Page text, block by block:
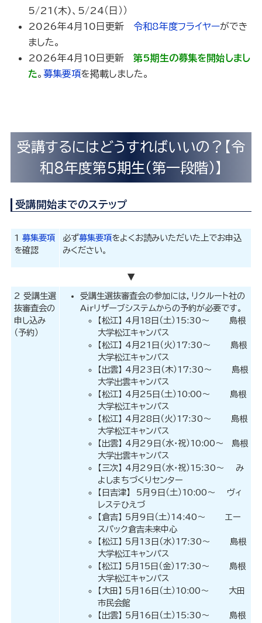
5/21(木)、5/24（日））
2026年4月10日更新 令和8年度フライヤーができ
ました。
2026年4月10日更新 第5期生の募集を開始しまし
た。 募集要項を掲載しました。
受講するにはどうすればいいの？【令
和８年度第５期生（第一段階）】
受講開始までのステップ
1 募集要項
を確認
必ず募集要項をよくお読みいただいた上でお申込
みください。
▼
2 受講生選
抜審査会の
申し込み
（予約）
受講生選抜審査会の参加には，リクルート社の
Airリザーブシステムからの予約が必要です。
【松江】 4月18日（土）15:30～ 島根
大学松江キャンパス
【松江】 4月21日（火）17:30～ 島根
大学松江キャンパス
【出雲】 4月23日（木）17:30～ 島根
大学出雲キャンパス
【松江】 4月25日（土）10:00～ 島根
大学松江キャンパス
【松江】 4月28日（火）17:30～ 島根
大学松江キャンパス
【出雲】 4月29日（水・祝）10:00～ 島根
大学出雲キャンパス
【三次】 4月29日（水・祝）15:30～ み
よしまちづくりセンター
【日吉津】 5月9日（土）10:00～ ヴィ
レステひえづ
【倉吉】 5月9日（土）14:40～ エー
スパック倉吉未来中心
【松江】 5月13日（水）17:30～ 島根
大学松江キャンパス
【松江】 5月15日（金）17:30～ 島根
大学松江キャンパス
【大田】 5月16日（土）10:00～ 大田
市民会館
【出雲】 5月16日（土）15:30～ 島根